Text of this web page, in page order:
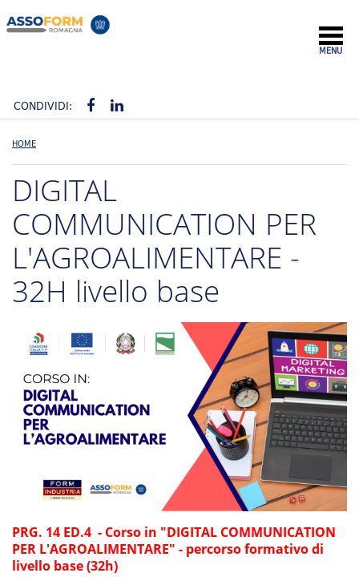
MENU
CONDIVIDI:
HOME
DIGITAL
COMMUNICATION PER
L'AGROALIMENTARE -
32H livello base
PRG. 14 ED.4 - Corso in "DIGITAL COMMUNICATION
PER L'AGROALIMENTARE" - percorso formativo di
livello base (32h)